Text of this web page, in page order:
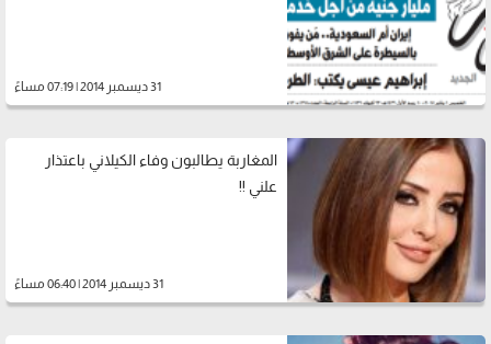
31 ديسمبر 2014 | 07:19 مساءً
المغاربة يطالبون وفاء الكيلاني باعتذار
علني !!
31 ديسمبر 2014 | 06:40 مساءً